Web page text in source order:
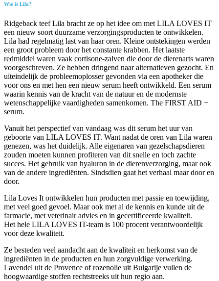
Wie is Lila?
Ridgeback teef Lila bracht ze op het idee om met LILA LOVES IT
een nieuw soort duurzame verzorgingsproducten te ontwikkelen.
Lila had regelmatig last van haar oren. Kleine ontstekingen werden
een groot probleem door het constante krabben. Het laatste
redmiddel waren vaak cortisone-zalven die door de dierenarts waren
voorgeschreven. Ze hebben dringend naar alternatieven gezocht. En
uiteindelijk de probleemoplosser gevonden via een apotheker die
voor ons en met hen een nieuw serum heeft ontwikkeld. Een serum
waarin kennis van de kracht van de natuur en de modernste
wetenschappelijke vaardigheden samenkomen. The FIRST AID +
serum.
Vanuit het perspectief van vandaag was dit serum het uur van
geboorte van LILA LOVES IT. Want nadat de oren van Lila waren
genezen, was het duidelijk. Alle eigenaren van gezelschapsdieren
zouden moeten kunnen profiteren van dit snelle en toch zachte
succes. Het gebruik van hyaluron in de dierenverzorging, maar ook
van de andere ingrediënten. Sindsdien gaat het verhaal maar door en
door.
Lila Loves It ontwikkelen hun producten met passie en toewijding,
met veel goed gevoel. Maar ook met al de kennis en kunde uit de
farmacie, met veterinair advies en in gecertificeerde kwaliteit.
Het hele LILA LOVES IT-team is 100 procent verantwoordelijk
voor deze kwaliteit.
Ze besteden veel aandacht aan de kwaliteit en herkomst van de
ingrediënten in de producten en hun zorgvuldige verwerking.
Lavendel uit de Provence of rozenolie uit Bulgarije vullen de
hoogwaardige stoffen rechtstreeks uit hun regio aan.